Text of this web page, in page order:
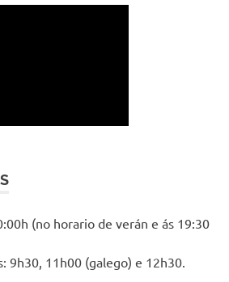
(no horario de verán e ás 19:30
9h30, 11h00 (galego) e 12h30.